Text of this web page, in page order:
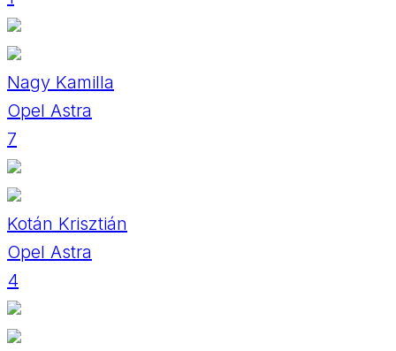
Nagy Kamilla
Opel Astra
7
Kotán Krisztián
Opel Astra
4